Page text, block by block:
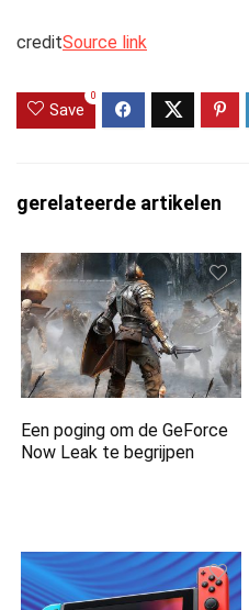
creditSource link
Save
0
gerelateerde artikelen
Een poging om de GeForce
Now Leak te begrijpen